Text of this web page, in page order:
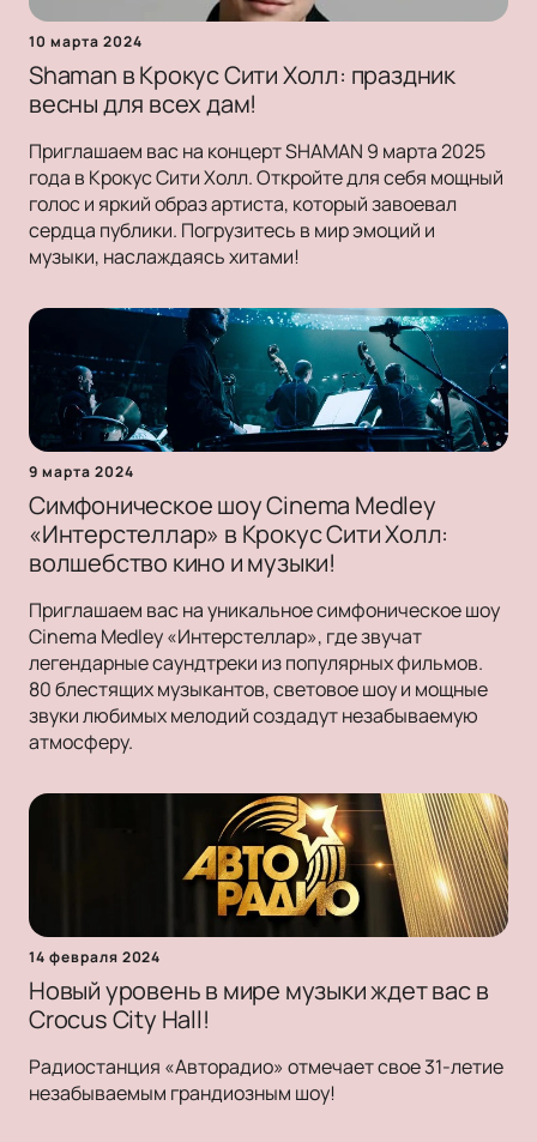
10 марта 2024
Shaman в Крокус Сити Холл: праздник
весны для всех дам!
Приглашаем вас на концерт SHAMAN 9 марта 2025
года в Крокус Сити Холл. Откройте для себя мощный
голос и яркий образ артиста, который завоевал
сердца публики. Погрузитесь в мир эмоций и
музыки, наслаждаясь хитами!
9 марта 2024
Симфоническое шоу Cinema Medley
«Интерстеллар» в Крокус Сити Холл:
волшебство кино и музыки!
Приглашаем вас на уникальное симфоническое шоу
Cinema Medley «Интерстеллар», где звучат
легендарные саундтреки из популярных фильмов.
80 блестящих музыкантов, световое шоу и мощные
звуки любимых мелодий создадут незабываемую
атмосферу.
14 февраля 2024
Новый уровень в мире музыки ждет вас в
Crocus City Hall!
Радиостанция «Авторадио» отмечает свое 31-летие
незабываемым грандиозным шоу!